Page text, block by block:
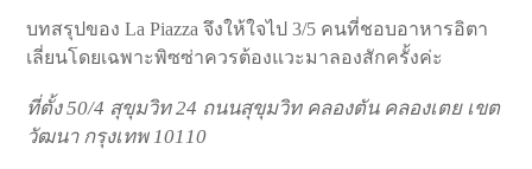
บทสรุปของ La Piazza จึงให้ใจไป 3/5 คนที่ชอบอาหารอิตา
เลี่ยนโดยเฉพาะพิซซ่าควรต้องแวะมาลองสักครั้งค่ะ
ที่ตั้ง 50/4 สุขุมวิท 24 ถนนสุขุมวิท คลองตัน คลองเตย เขต
วัฒนา กรุงเทพ 10110